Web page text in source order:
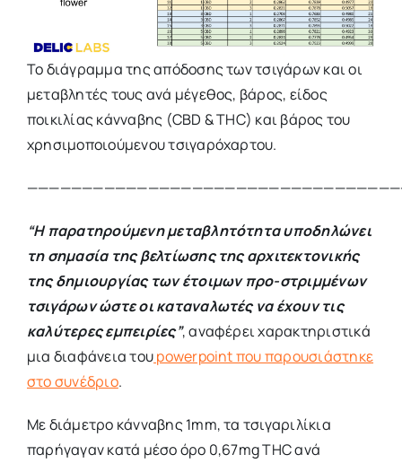
Το διάγραμμα της απόδοσης των τσιγάρων και οι
μεταβλητές τους ανά μέγεθος, βάρος, είδος
ποικιλίας κάνναβης (CBD & THC) και βάρος του
χρησιμοποιούμενου τσιγαρόχαρτου.
“Η παρατηρούμενη μεταβλητότητα υποδηλώνει
τη σημασία της βελτίωσης της αρχιτεκτονικής
της δημιουργίας των έτοιμων προ-στριμμένων
τσιγάρων ώστε οι καταναλωτές να έχουν τις
καλύτερες εμπειρίες”, αναφέρει χαρακτηριστικά
μια διαφάνεια τουpowerpoint που παρουσιάστηκε
στο συνέδριο.
Με διάμετρο κάνναβης 1mm, τα τσιγαριλίκια
παρήγαγαν κατά μέσο όρο 0,67mg THC ανά